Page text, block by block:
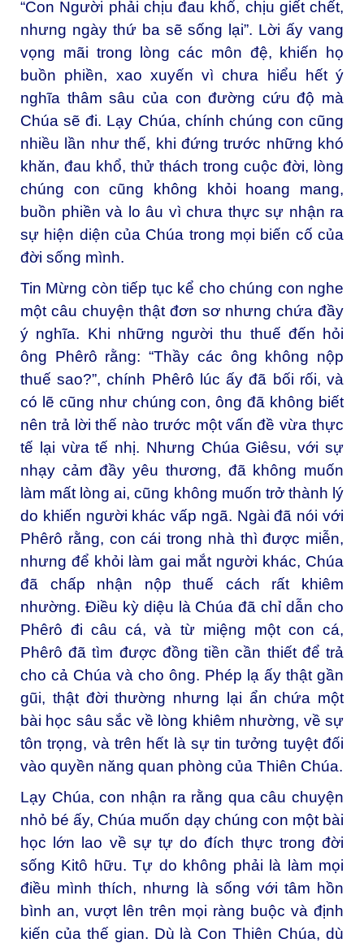
“Con Người phải chịu đau khổ, chịu giết chết,
nhưng ngày thứ ba sẽ sống lại”. Lời ấy vang
vọng mãi trong lòng các môn đệ, khiến họ
buồn phiền, xao xuyến vì chưa hiểu hết ý
nghĩa thâm sâu của con đường cứu độ mà
Chúa sẽ đi. Lạy Chúa, chính chúng con cũng
nhiều lần như thế, khi đứng trước những khó
khăn, đau khổ, thử thách trong cuộc đời, lòng
chúng con cũng không khỏi hoang mang,
buồn phiền và lo âu vì chưa thực sự nhận ra
sự hiện diện của Chúa trong mọi biến cố của
đời sống mình.
Tin Mừng còn tiếp tục kể cho chúng con nghe
một câu chuyện thật đơn sơ nhưng chứa đầy
ý nghĩa. Khi những người thu thuế đến hỏi
ông Phêrô rằng: “Thầy các ông không nộp
thuế sao?”, chính Phêrô lúc ấy đã bối rối, và
có lẽ cũng như chúng con, ông đã không biết
nên trả lời thế nào trước một vấn đề vừa thực
tế lại vừa tế nhị. Nhưng Chúa Giêsu, với sự
nhạy cảm đầy yêu thương, đã không muốn
làm mất lòng ai, cũng không muốn trở thành lý
do khiến người khác vấp ngã. Ngài đã nói với
Phêrô rằng, con cái trong nhà thì được miễn,
nhưng để khỏi làm gai mắt người khác, Chúa
đã chấp nhận nộp thuế cách rất khiêm
nhường. Điều kỳ diệu là Chúa đã chỉ dẫn cho
Phêrô đi câu cá, và từ miệng một con cá,
Phêrô đã tìm được đồng tiền cần thiết để trả
cho cả Chúa và cho ông. Phép lạ ấy thật gần
gũi, thật đời thường nhưng lại ẩn chứa một
bài học sâu sắc về lòng khiêm nhường, về sự
tôn trọng, và trên hết là sự tin tưởng tuyệt đối
vào quyền năng quan phòng của Thiên Chúa.
Lạy Chúa, con nhận ra rằng qua câu chuyện
nhỏ bé ấy, Chúa muốn dạy chúng con một bài
học lớn lao về sự tự do đích thực trong đời
sống Kitô hữu. Tự do không phải là làm mọi
điều mình thích, nhưng là sống với tâm hồn
bình an, vượt lên trên mọi ràng buộc và định
kiến của thế gian. Dù là Con Thiên Chúa, dù